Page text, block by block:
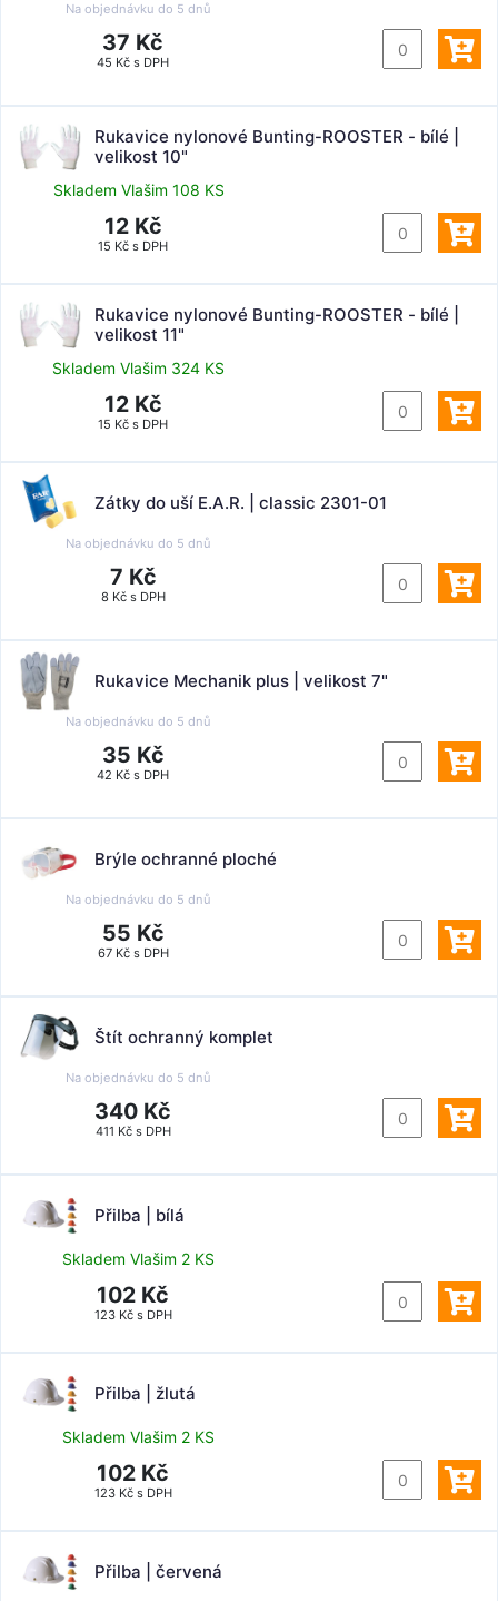
Na objednávku do 5 dnů
37 Kč
45 Kč s DPH
Rukavice nylonové Bunting-ROOSTER - bílé |
velikost 10"
Skladem Vlašim 108 KS
12 Kč
15 Kč s DPH
Rukavice nylonové Bunting-ROOSTER - bílé |
velikost 11"
Skladem Vlašim 324 KS
12 Kč
15 Kč s DPH
Zátky do uší E.A.R. | classic 2301-01
Na objednávku do 5 dnů
7 Kč
8 Kč s DPH
Rukavice Mechanik plus | velikost 7"
Na objednávku do 5 dnů
35 Kč
42 Kč s DPH
Brýle ochranné ploché
Na objednávku do 5 dnů
55 Kč
67 Kč s DPH
Štít ochranný komplet
Na objednávku do 5 dnů
340 Kč
411 Kč s DPH
Přilba | bílá
Skladem Vlašim 2 KS
102 Kč
123 Kč s DPH
Přilba | žlutá
Skladem Vlašim 2 KS
102 Kč
123 Kč s DPH
Přilba | červená